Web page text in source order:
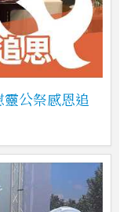
靈公祭感恩追